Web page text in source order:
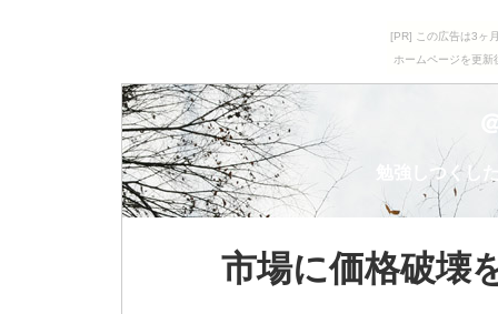
[PR] この広告は3ヶ
ホームページを更
勉強しつくし
市場に価格破壊